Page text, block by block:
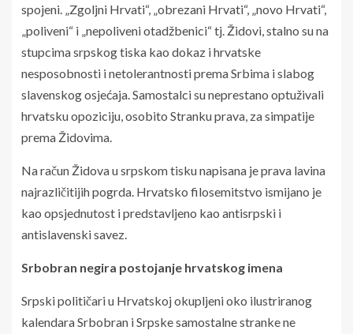
spojeni. „Zgoljni Hrvati“, „obrezani Hrvati“, „novo Hrvati“,
„poliveni“ i „nepoliveni otadžbenici“ tj. Židovi, stalno su na
stupcima srpskog tiska kao dokaz i hrvatske
nesposobnosti i netolerantnosti prema Srbima i slabog
slavenskog osjećaja. Samostalci su neprestano optuživali
hrvatsku opoziciju, osobito Stranku prava, za simpatije
prema Židovima.
Na račun Židova u srpskom tisku napisana je prava lavina
najrazličitijih pogrda. Hrvatsko filosemitstvo ismijano je
kao opsjednutost i predstavljeno kao antisrpski i
antislavenski savez.
Srbobran negira postojanje hrvatskog imena
Srpski političari u Hrvatskoj okupljeni oko ilustriranog
kalendara Srbobran i Srpske samostalne stranke ne